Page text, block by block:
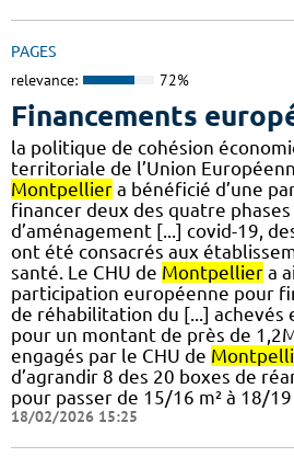
PAGES
relevance: 72%
Financements
la politique de cohésion
territoriale de l’Union
Montpellier a bénéficié d’une
financer deux des quatre
d’aménagement [...] covid-19,
ont été consacrés aux
santé. Le CHU de Montpellier a
participation européenne pour
de réhabilitation du [...] achevés
pour un montant de près de
engagés par le CHU de
d’agrandir 8 des 20 boxes de
pour passer de 15/16 m² à 18/19
18/02/2026 15:25